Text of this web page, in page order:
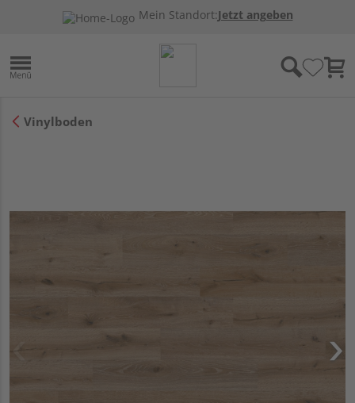
Mein Standort:Jetzt angeben
Vinylboden